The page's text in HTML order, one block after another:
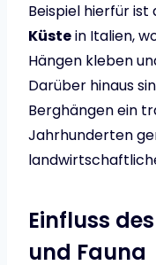
Beispiel hierfür ist
Küstein Italien,
Hängen kleben
Darüber hinaus
Berghängen ein
Jahrhunderten
Einfluss
und Fauna